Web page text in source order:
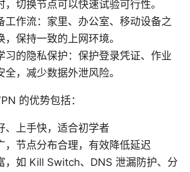
，切换节点可以快速试验可行性。
工作流：家里、办公室、移动设备之
，保持一致的上网环境。
习的隐私保护：保护登录凭证、作业
全，减少数据外泄风险。
的优势包括：
、上手快，适合初学者
，节点分布合理，有效降低延迟
，如 Kill Switch、DNS 泄漏防护、分